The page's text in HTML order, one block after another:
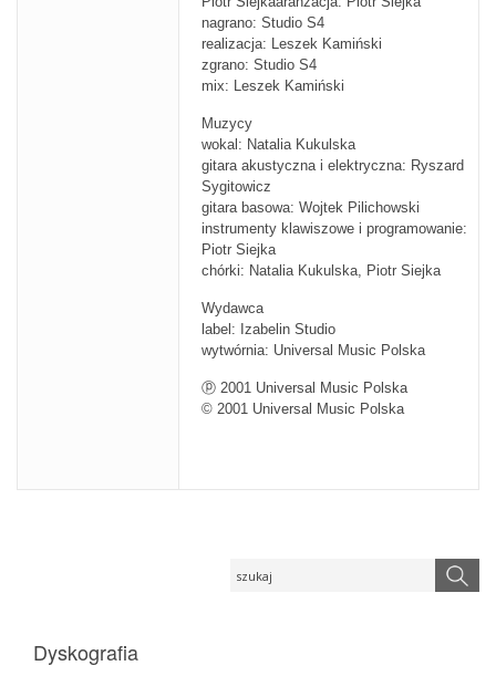
nagrano: Studio S4
realizacja: Leszek Kamiński
zgrano: Studio S4
mix: Leszek Kamiński
Muzycy
wokal: Natalia Kukulska
gitara akustyczna i elektryczna: Ryszard
Sygitowicz
gitara basowa: Wojtek Pilichowski
instrumenty klawiszowe i programowanie:
Piotr Siejka
chórki: Natalia Kukulska, Piotr Siejka
Wydawca
label: Izabelin Studio
wytwórnia: Universal Music Polska
ⓟ 2001 Universal Music Polska
© 2001 Universal Music Polska
Dyskografia